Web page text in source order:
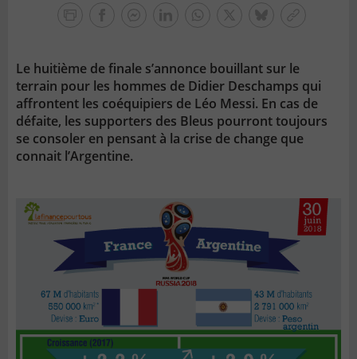
Le huitième de finale s’annonce bouillant sur le
terrain pour les hommes de Didier Deschamps qui
affrontent les coéquipiers de Léo Messi. En cas de
défaite, les supporters des Bleus pourront toujours
se consoler en pensant à la crise de change que
connait l’Argentine.